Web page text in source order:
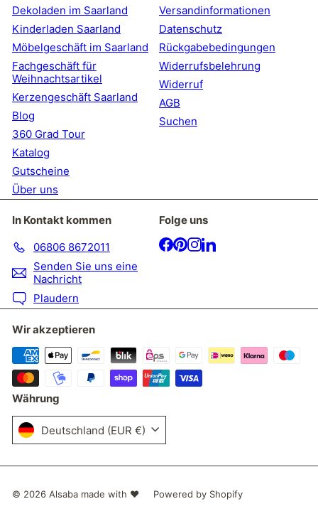
Dekoladen im Saarland
Kinderladen Saarland
Möbelgeschäft im Saarland
Fachgeschäft für
Weihnachtsartikel
Kerzengeschäft Saarland
Blog
360 Grad Tour
Katalog
Gutscheine
Über uns
Versandinformationen
Datenschutz
Rückgabebedingungen
Widerrufsbelehrung
Widerruf
AGB
Suchen
In Kontakt kommen
06806 8672011
Senden Sie uns eine
Nachricht
Plaudern
Folge uns
Facebook
Pinterest
Instagram
LinkedIn
Wir akzeptieren
Währung
Deutschland (EUR €)
© 2026 Alsaba made with ❤ Powered by Shopify